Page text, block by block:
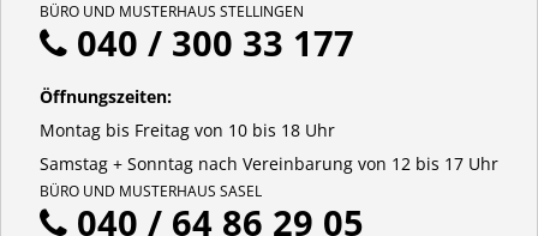
BÜRO UND MUSTERHAUS STELLINGEN
040 / 300 33 177
Öffnungszeiten:
Montag bis Freitag von 10 bis 18 Uhr
Samstag + Sonntag nach Vereinbarung von 12 bis 17 Uhr
BÜRO UND MUSTERHAUS SASEL
040 / 64 86 29 05